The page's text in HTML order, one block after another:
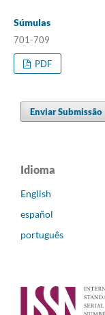
Súmulas
701-709
PDF
Enviar Submissão
Idioma
English
español
português